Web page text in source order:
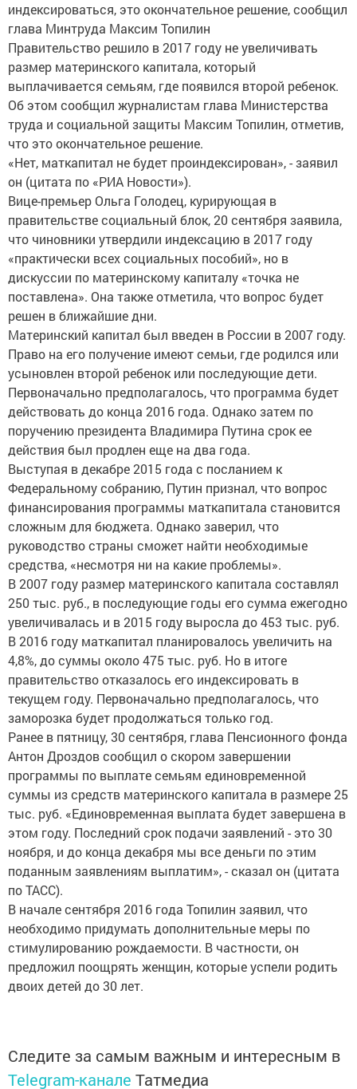
индексироваться, это окончательное решение, сообщил
глава Минтруда Максим Топилин
Правительство решило в 2017 году не увеличивать
размер материнского капитала, который
выплачивается семьям, где появился второй ребенок.
Об этом сообщил журналистам глава Министерства
труда и социальной защиты Максим Топилин, отметив,
что это окончательное решение.
«Нет, маткапитал не будет проиндексирован», - заявил
он (цитата по «РИА Новости»).
Вице-премьер Ольга Голодец, курирующая в
правительстве социальный блок, 20 сентября заявила,
что чиновники утвердили индексацию в 2017 году
«практически всех социальных пособий», но в
дискуссии по материнскому капиталу «точка не
поставлена». Она также отметила, что вопрос будет
решен в ближайшие дни.
Материнский капитал был введен в России в 2007 году.
Право на его получение имеют семьи, где родился или
усыновлен второй ребенок или последующие дети.
Первоначально предполагалось, что программа будет
действовать до конца 2016 года. Однако затем по
поручению президента Владимира Путина срок ее
действия был продлен еще на два года.
Выступая в декабре 2015 года с посланием к
Федеральному собранию, Путин признал, что вопрос
финансирования программы маткапитала становится
сложным для бюджета. Однако заверил, что
руководство страны сможет найти необходимые
средства, «несмотря ни на какие проблемы».
В 2007 году размер материнского капитала составлял
250 тыс. руб., в последующие годы его сумма ежегодно
увеличивалась и в 2015 году выросла до 453 тыс. руб.
В 2016 году маткапитал планировалось увеличить на
4,8%, до суммы около 475 тыс. руб. Но в итоге
правительство отказалось его индексировать в
текущем году. Первоначально предполагалось, что
заморозка будет продолжаться только год.
Ранее в пятницу, 30 сентября, глава Пенсионного фонда
Антон Дроздов сообщил о скором завершении
программы по выплате семьям единовременной
суммы из средств материнского капитала в размере 25
тыс. руб. «Единовременная выплата будет завершена в
этом году. Последний срок подачи заявлений - это 30
ноября, и до конца декабря мы все деньги по этим
поданным заявлениям выплатим», - сказал он (цитата
по ТАСС).
В начале сентября 2016 года Топилин заявил, что
необходимо придумать дополнительные меры по
стимулированию рождаемости. В частности, он
предложил ​поощрять женщин, которые успели родить
двоих детей до 30 лет.
Следите за самым важным и интересным в
Telegram-канале Татмедиа